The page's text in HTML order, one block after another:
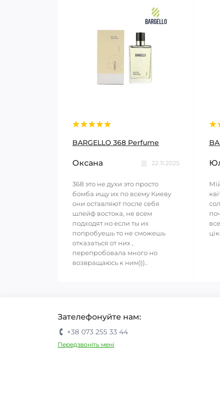
BARGELLO 368 Perfume
Оксана 22.11.2025
368 это не духи это просто
бомба ищу их по всему Киеву
они оставляют после себя
шлейф востока, не всем
подходят но если ты их
попробуешь то не сможешь
отказаться от них ,
перепробовала много но
возвращаюсь к ним)))..
Зателефонуйте нам:
+38 073 255 33 44
Передзвоніть мені